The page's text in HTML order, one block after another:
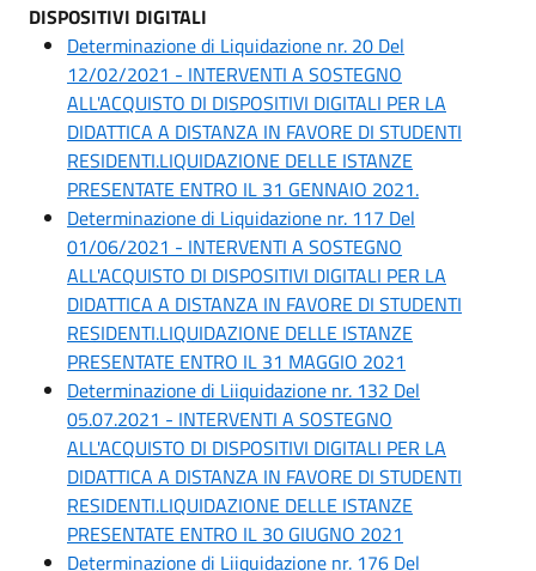
DISPOSITIVI DIGITALI
Determinazione di Liquidazione nr. 20 Del
12/02/2021 - INTERVENTI A SOSTEGNO
ALL'ACQUISTO DI DISPOSITIVI DIGITALI PER LA
DIDATTICA A DISTANZA IN FAVORE DI STUDENTI
RESIDENTI.LIQUIDAZIONE DELLE ISTANZE
PRESENTATE ENTRO IL 31 GENNAIO 2021.
Determinazione di Liquidazione nr. 117 Del
01/06/2021 - INTERVENTI A SOSTEGNO
ALL'ACQUISTO DI DISPOSITIVI DIGITALI PER LA
DIDATTICA A DISTANZA IN FAVORE DI STUDENTI
RESIDENTI.LIQUIDAZIONE DELLE ISTANZE
PRESENTATE ENTRO IL 31 MAGGIO 2021
Determinazione di Liiquidazione nr. 132 Del
05.07.2021 - INTERVENTI A SOSTEGNO
ALL'ACQUISTO DI DISPOSITIVI DIGITALI PER LA
DIDATTICA A DISTANZA IN FAVORE DI STUDENTI
RESIDENTI.LIQUIDAZIONE DELLE ISTANZE
PRESENTATE ENTRO IL 30 GIUGNO 2021
Determinazione di Liiquidazione nr. 176 Del